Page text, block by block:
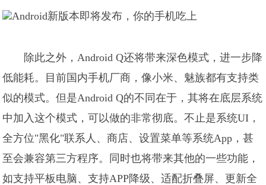
除此之外，Android Q还将带来深色模式，进一步降
低能耗。目前国内手机厂商，像小米、魅族都有支持类
似的模式。但是Android Q的不同在于，其将在底层系统
中加入这个模式，可以做的非常彻底。不止是系统UI，
全方位"黑化"联系人、商店、设置菜单等系统App，甚
至会兼容第三方程序。同时也将带来其他的一些功能，
如支持平板电脑、支持APP降级、适配折叠屏、更新全